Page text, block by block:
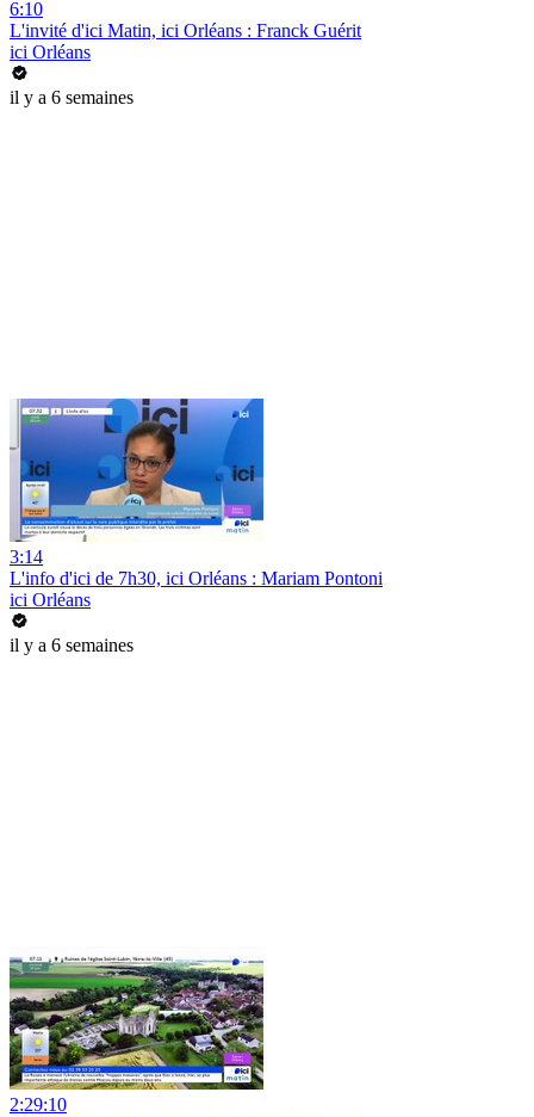
6:10
L'invité d'ici Matin, ici Orléans : Franck Guérit
ici Orléans
il y a 6 semaines
3:14
L'info d'ici de 7h30, ici Orléans : Mariam Pontoni
ici Orléans
il y a 6 semaines
2:29:10